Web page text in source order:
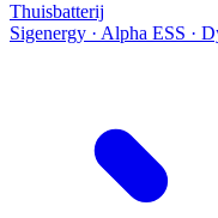
Thuisbatterij
Sigenergy · Alpha ESS ·